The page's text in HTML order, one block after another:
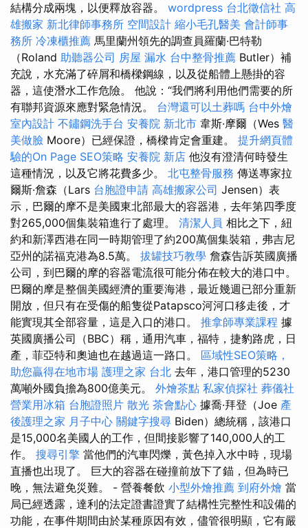
結構分成兩塊，以便釋放容器。 wordpress 台北徵信社 高
雄搬家 新北律師事務所 空間設計 縮小毛孔醫美 會計師事
務所 冷凍櫃推薦 馬里蘭州領先的調查員羅蘭·巴特勒
（Roland 助聽器公司 房屋 漏水 台中整骨推薦 Butler）補
充說，水充滿了碎屑和橋樑鋼線，以及從船體上懸掛的容
器，這使潛水工作危險。 他說：“我們將利用他們需要的所
有聯邦資源來應對緊急情況。 台灣還可以土葬嗎 台中外燴
室內設計 不鏽鋼洗手台 安養院 新北市 韋斯·摩爾（Wes 醫
美做臉 Moore）已經保證，橋樑肯定會重建。 提升網頁體
驗的On Page SEO策略 安養院 新店 他沒有澄清何時發生
這種情況，以及它將花費多少。 北屯整骨服務 傳送專家拉
爾斯·詹森（Lars 台胞證申請 高雄搬家公司 Jensen）表
示，巴爾的摩不是美國東北部最大的容器港，去年第四季度
對265,000個集裝箱進行了處理。 清潔人員 相比之下，紐
約和新澤西港在同一時期管理了約200萬個集裝箱，弗吉尼
亞州的諾福克港為8.5萬。 拔罐技巧教學 詹森告訴英國廣播
公司，到巴爾的摩的容器電流很可能分佈在較大的港口中。
巴爾的摩是整個美國經濟的重要海港，最近幾週已部分重新
開放，但只有在受傷的船隻從Patapsco河河口移走後，才
能實現其全部容量，這是入口的港口。 推拿師專業課程 據
英國廣播公司（BBC）稱，通用汽車，福特，捷豹路虎，日
產，菲亞特和奧迪也在越過這一路口。 區域性SEO策略，
助您贏得在地市場 護理之家 台北 去年，港口管理的5230
萬噸外國負擔為800億美元。 外燴茶點 私家偵探社 葬儀社
營業用冰箱 台胞證照片 散光 茶會點心 據喬·拜登（Joe 產
後護理之家 月子中心 關鍵字搜尋 Biden）總統稱，該港口
是15,000名美國人的工作，但間接影響了140,000人的工
作。 搜尋引擎 當他們的汽車閃爍，黃色掉入水中時，現場
直播也出現了。 巨大的容器在碰撞前放下了錨，但為時已
晚，無法避免災難。 - 營養餐飲 小型外燴推薦 到府外燴 當
局已經透露，達利的法定證書證實了結構性完整性和設備的
功能，在事件期間由於某種原因有效，儘管很明顯，它有嚴